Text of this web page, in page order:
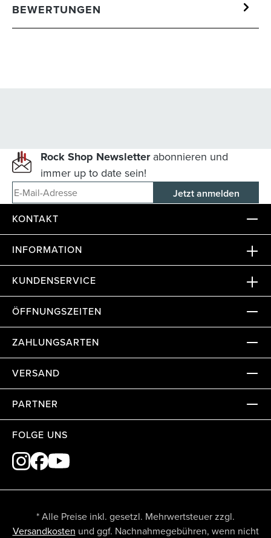
BEWERTUNGEN
Rock Shop Newsletterabonnieren und
immer up to date sein!
E-Mail-Adresse
KONTAKT
INFORMATION
KUNDENSERVICE
ÖFFNUNGSZEITEN
ZAHLUNGSARTEN
VERSAND
PARTNER
FOLGE UNS
* Alle Preise inkl. gesetzl. Mehrwertsteuer zzgl.
Versandkosten und ggf. Nachnahmegebühren, wenn nicht